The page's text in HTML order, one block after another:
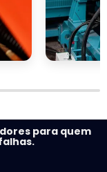
para quem